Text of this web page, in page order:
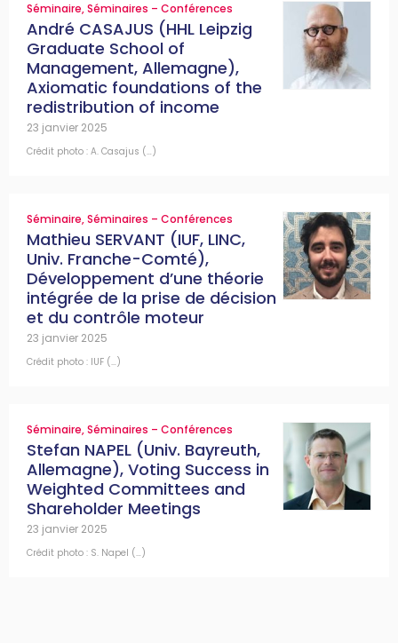
Séminaire,Séminaires – Conférences
André CASAJUS (HHL Leipzig
Graduate School of
Management, Allemagne),
Axiomatic foundations of the
redistribution of income
23 janvier 2025
Crédit photo : A. Casajus (…)
Séminaire,Séminaires – Conférences
Mathieu SERVANT (IUF, LINC,
Univ. Franche-Comté),
Développement d’une théorie
intégrée de la prise de décision
et du contrôle moteur
23 janvier 2025
Crédit photo : IUF (…)
Séminaire,Séminaires – Conférences
Stefan NAPEL (Univ. Bayreuth,
Allemagne), Voting Success in
Weighted Committees and
Shareholder Meetings
23 janvier 2025
Crédit photo : S. Napel (…)